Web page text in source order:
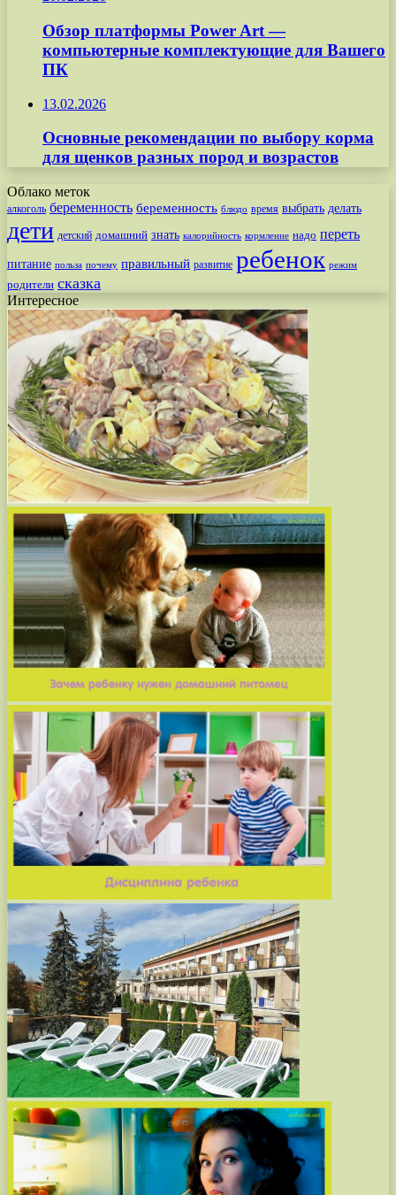
Обзор платформы Power Art —
компьютерные комплектующие для Вашего
ПК
13.02.2026
Основные рекомендации по выбору корма
для щенков разных пород и возрастов
Облако меток
алкоголь беременность беременность блюдо время выбрать делать
дети детский домашний знать калорийность кормление надо переть
питание польза почему правильный развитие ребенок режим
родители сказка
Интересное